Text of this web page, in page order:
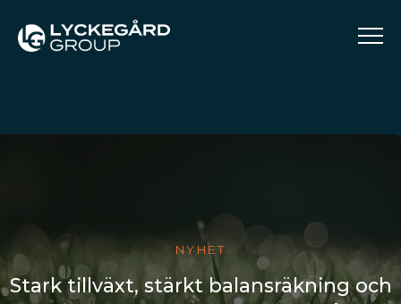
NYHET
Stark tillväxt, stärkt balansräkning och